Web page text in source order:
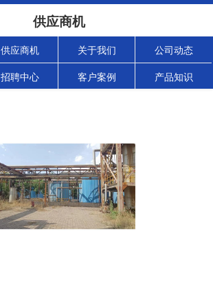
供应商机
供应商机 关于我们 公司动态
招聘中心 客户案例 产品知识